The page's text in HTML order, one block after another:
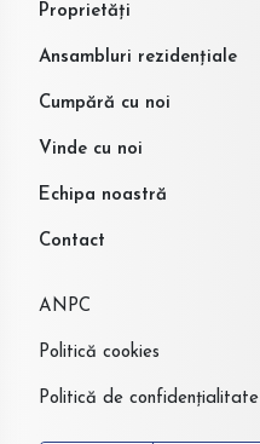
Proprietăți
Ansambluri rezidențiale
Cumpără cu noi
Vinde cu noi
Echipa noastră
Contact
ANPC
Politică cookies
Politică de confidențialitate